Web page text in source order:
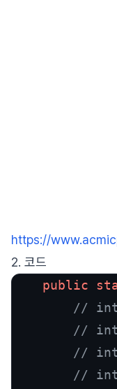
https://
2. 코드
public
//
//
//
//